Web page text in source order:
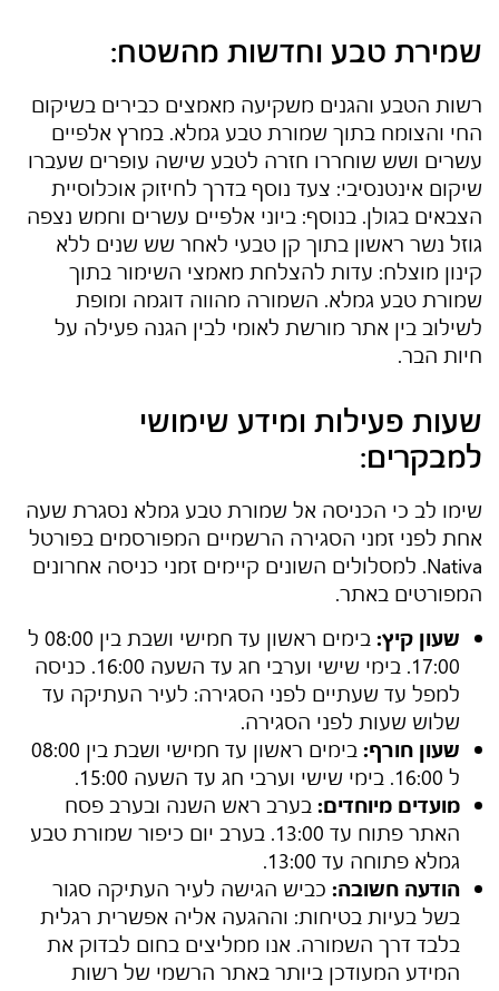
שמירת טבע וחדשות מהשטח:
רשות הטבע והגנים משקיעה מאמצים כבירים בשיקום
החי והצומח בתוך שמורת טבע גמלא. במרץ אלפיים
עשרים ושש שוחררו חזרה לטבע שישה עופרים שעברו
שיקום אינטנסיבי: צעד נוסף בדרך לחיזוק אוכלוסיית
הצבאים בגולן. בנוסף: ביוני אלפיים עשרים וחמש נצפה
גוזל נשר ראשון בתוך קן טבעי לאחר שש שנים ללא
קינון מוצלח: עדות להצלחת מאמצי השימור בתוך
שמורת טבע גמלא. השמורה מהווה דוגמה ומופת
לשילוב בין אתר מורשת לאומי לבין הגנה פעילה על
חיות הבר.
שעות פעילות ומידע שימושי
למבקרים:
שימו לב כי הכניסה אל שמורת טבע גמלא נסגרת שעה
אחת לפני זמני הסגירה הרשמיים המפורסמים בפורטל
Nativa. למסלולים השונים קיימים זמני כניסה אחרונים
המפורטים באתר.
שעון קיץ:
בימים ראשון עד חמישי ושבת בין 08:00 ל
17:00. בימי שישי וערבי חג עד השעה 16:00. כניסה
למפל עד שעתיים לפני הסגירה: לעיר העתיקה עד
שלוש שעות לפני הסגירה.
שעון חורף:
בימים ראשון עד חמישי ושבת בין 08:00
ל 16:00. בימי שישי וערבי חג עד השעה 15:00.
מועדים מיוחדים: בערב ראש השנה ובערב פסח
האתר פתוח עד 13:00. בערב יום כיפור
שמורת טבע
גמלא פתוחה עד 13:00.
הודעה חשובה: כביש הגישה לעיר העתיקה סגור
בשל בעיות בטיחות: וההגעה אליה אפשרית רגלית
בלבד דרך השמורה. אנו ממליצים בחום לבדוק את
המידע המעודכן ביותר באתר הרשמי של רשות